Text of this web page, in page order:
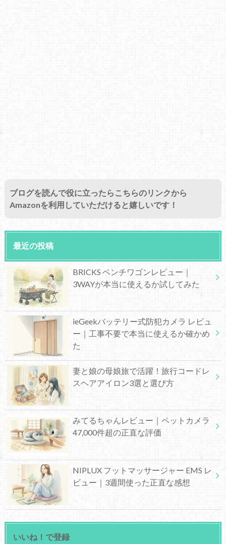
ブログを読んで役に立ったらこちらのリンクから
Amazonを利用していただけると嬉しいです！
最近の投稿
BRICKS ベンチワゴンレビュー｜
3WAYが本当に使えるか試してみた
ieGeekバッテリー式防犯カメラ レビュ
ー｜工事不要で本当に使えるか確かめ
た
妻と娘の母娘旅で活躍！旅行コードレ
スヘアアイロン3選と選び方
みてるちゃんレビュー｜ペットカメラ
47,000件超の正直な評価
NIPLUX フットマッサージャー EMS レ
ビュー｜3週間使った正直な感想
いいね！で登録